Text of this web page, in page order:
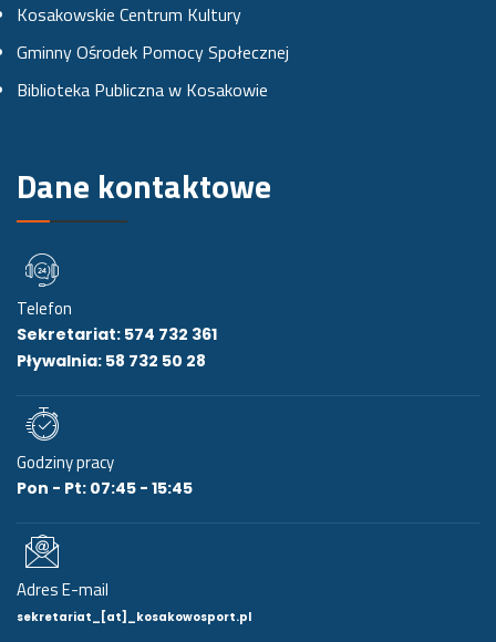
k
u
a
m
i
Kosakowskie Centrum Kultury
Gminny Ośrodek Pomocy Społecznej
Biblioteka Publiczna w Kosakowie
Dane kontaktowe
Telefon
Sekretariat: 574 732 361
Pływalnia: 58 732 50 28
Godziny pracy
Pon - Pt: 07:45 - 15:45
Adres E-mail
sekretariat_[at]_kosakowosport.pl